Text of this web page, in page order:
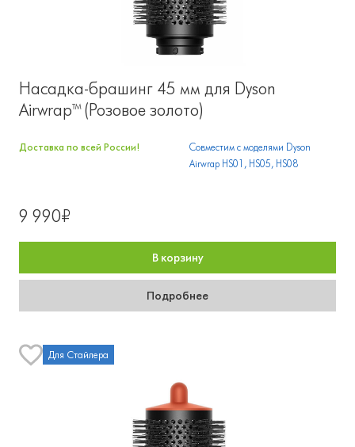
Насадка-брашинг 45 мм для Dyson
Airwrap™ (Розовое золото)
Доставка по всей России!
Совместим с моделями Dyson
Airwrap HS01, HS05, HS08
9 990₽
В корзину
Подробнее
Для Стайлера